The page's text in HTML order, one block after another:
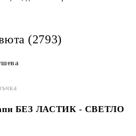
(2793)
БЕЗ ЛАСТИК - СВЕТЛО